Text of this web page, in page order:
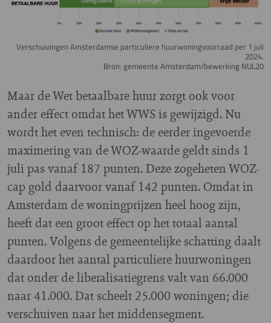
Verschuivingen Amsterdamse particuliere huurwoningvoorraad per 1 juli
2024.
Bron: gemeente Amsterdam/bewerking NUL20
Maar de Wet betaalbare huur zorgt ook voor
ander effect omdat het WWS is gewijzigd. Nu
wordt het even technisch: de eerder ingevoerde
maximering van de WOZ-waarde geldt sinds 1
juli pas vanaf 187 punten. Deze zogeheten WOZ-
cap gold daarvoor vanaf 142 punten. Omdat in
Amsterdam de woningprijzen heel hoog zijn,
heeft dat een groot effect op het totaal aantal
punten. Volgens de gemeentelijke schatting daalt
daardoor het aantal particuliere huurwoningen
dat onder de liberalisatiegrens valt van 66.000
naar 41.000. Dat scheelt 25.000 woningen; die
verschuiven naar het middensegment.